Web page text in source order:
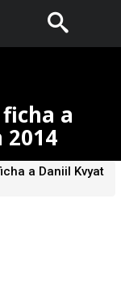
a
a Daniil Kvyat